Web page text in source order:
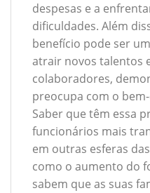
despesas e a
dificuldades. Além
benefício pode ser
atrair novos talentos
colaboradores,
preocupa com o
Saber que têm essa
funcionários mais
em outras esferas
como o aumento do
sabem que as suas